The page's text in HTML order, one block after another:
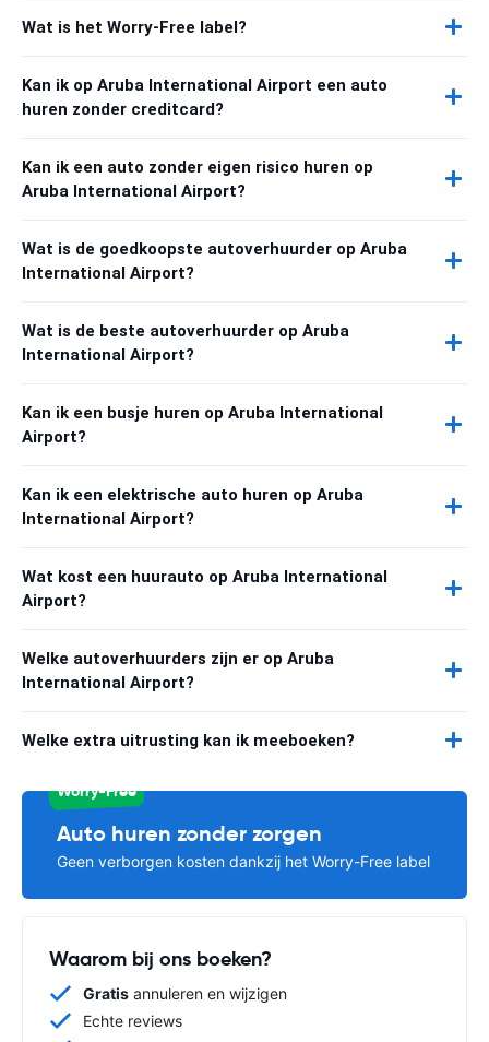
Wat is het Worry-Free label?
Kan ik op Aruba International Airport een auto
huren zonder creditcard?
Kan ik een auto zonder eigen risico huren op
Aruba International Airport?
Wat is de goedkoopste autoverhuurder op Aruba
International Airport?
Wat is de beste autoverhuurder op Aruba
International Airport?
Kan ik een busje huren op Aruba International
Airport?
Kan ik een elektrische auto huren op Aruba
International Airport?
Wat kost een huurauto op Aruba International
Airport?
Welke autoverhuurders zijn er op Aruba
International Airport?
Welke extra uitrusting kan ik meeboeken?
Worry-Free
Auto huren zonder zorgen
Geen verborgen kosten dankzij het Worry-Free label
Waarom bij ons boeken?
Gratis annuleren en wijzigen
Echte reviews